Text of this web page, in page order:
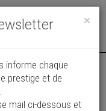
Toggle
×
informe chaque
prestige et de
mail ci-dessous et